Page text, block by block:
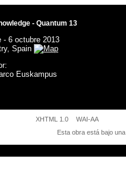
- Quantum 13
- 6 octubre 2013
Spain
Euskampus
XHTML 1.0 WAI-AA
Esta obra está bajo una